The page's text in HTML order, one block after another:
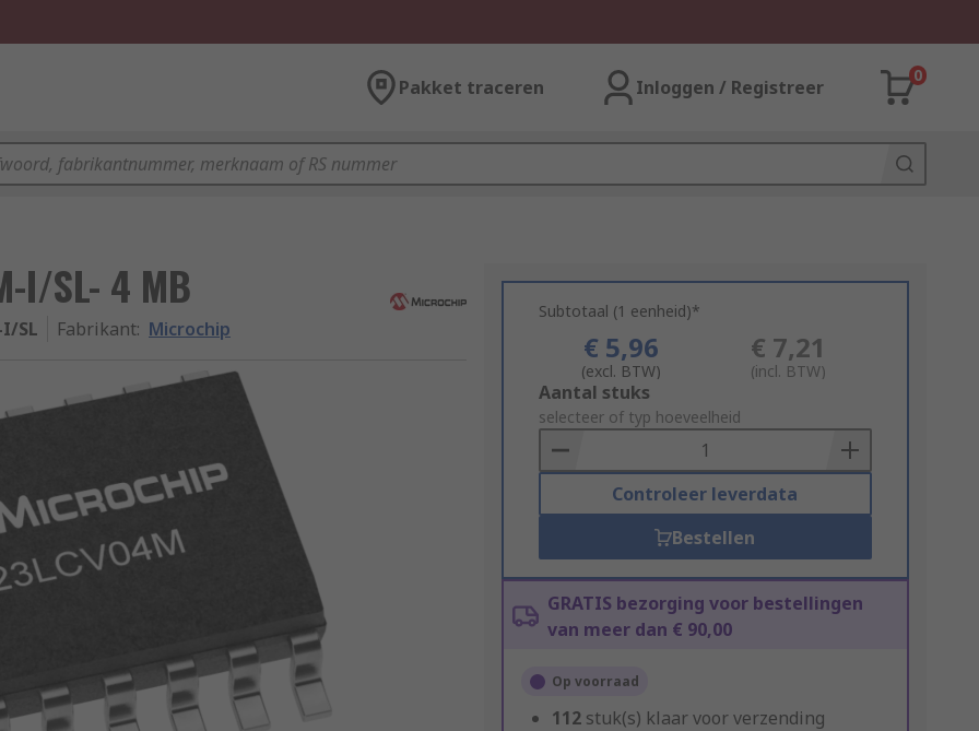
Pakket traceren Inloggen / Registreer
0
I/SL- 4 MB
I/SL Fabrikant: Microchip
Subtotaal (1 eenheid)*
€ 5,96
(excl. BTW)
€ 7,21
(incl. BTW)
Add
to
Basket
Aantal stuks
selecteer of typ hoeveelheid
Controleer leverdata
Bestellen
GRATIS bezorging voor bestellingen
van meer dan € 90,00
Op voorraad
112 stuk(s) klaar voor verzending